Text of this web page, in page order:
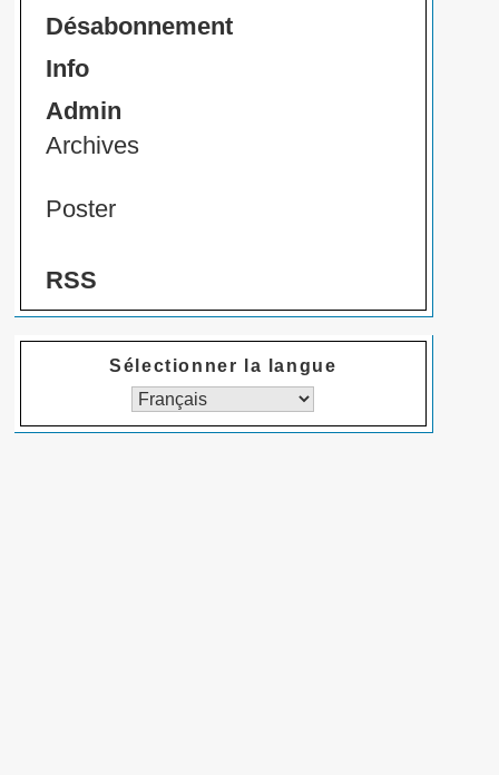
Désabonnement
Info
Admin
Archives
Poster
RSS
Sélectionner la langue